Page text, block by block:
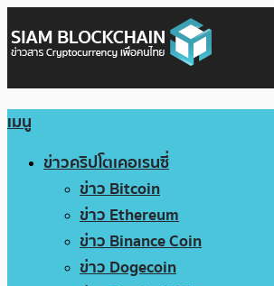
เมนู
ข่าวคริปโตเคอเรนซี่
ข่าว Bitcoin
ข่าว Ethereum
ข่าว Binance Coin
ข่าว Dogecoin